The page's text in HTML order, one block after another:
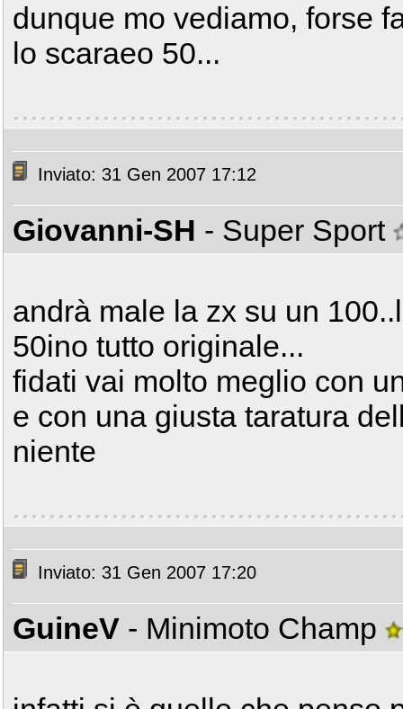
dunque mo vediamo, forse
lo scaraeo 50...
Inviato: 31 Gen 2007 17:12
Giovanni-SH - Super Sport
andrà male la zx su un
50ino tutto originale...
fidati vai molto meglio con
e con una giusta taratura
niente
Inviato: 31 Gen 2007 17:20
GuineV - Minimoto Champ